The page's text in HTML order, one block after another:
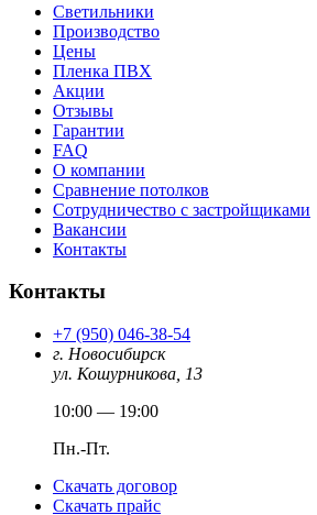
Светильники
Производство
Цены
Пленка ПВХ
Акции
Отзывы
Гарантии
FAQ
О компании
Сравнение потолков
Сотрудничество с застройщиками
Вакансии
Контакты
Контакты
+7 (950) 046-38-54
г. Новосибирск
ул. Кошурникова, 13
10:00 — 19:00
Пн.-Пт.
Скачать договор
Скачать прайс